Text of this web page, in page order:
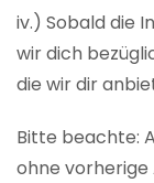
iv.) Sobald die
wir dich
die wir dir
Bitte beachte:
ohne vorherige